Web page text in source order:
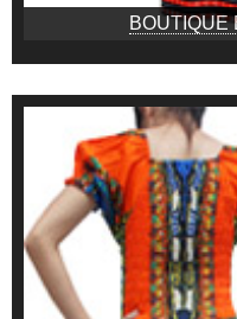
BOUTIQUE